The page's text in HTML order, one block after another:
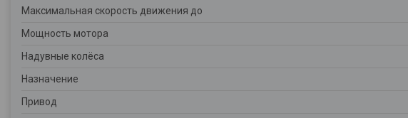
Максимальная скорость движения до
Мощность мотора
Надувные колёса
Назначение
Привод